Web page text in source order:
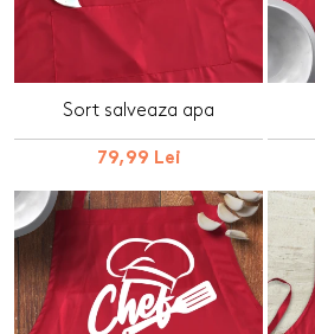
Sort salveaza apa
79,99 Lei